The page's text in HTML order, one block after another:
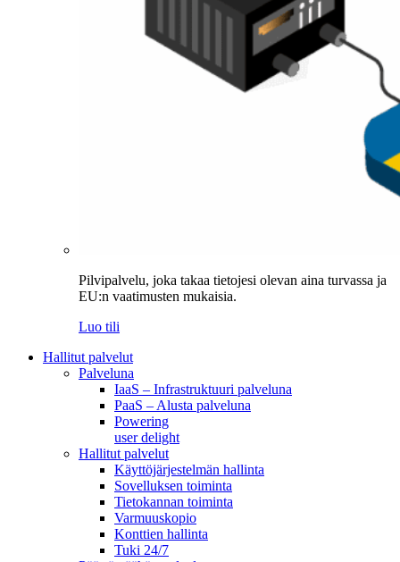
Pilvipalvelu, joka takaa tietojesi olevan aina turvassa ja
EU:n vaatimusten mukaisia.
Luo tili
Hallitut palvelut
Palveluna
IaaS – Infrastruktuuri palveluna
PaaS – Alusta palveluna
Powering
user delight
Hallitut palvelut
Käyttöjärjestelmän hallinta
Sovelluksen toiminta
Tietokannan toiminta
Varmuuskopio
Konttien hallinta
Tuki 24/7